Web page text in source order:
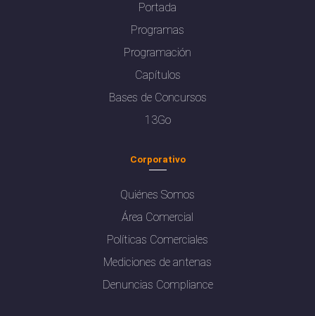
Portada
Programas
Programación
Capítulos
Bases de Concursos
13Go
Corporativo
Quiénes Somos
Área Comercial
Políticas Comerciales
Mediciones de antenas
Denuncias Compliance